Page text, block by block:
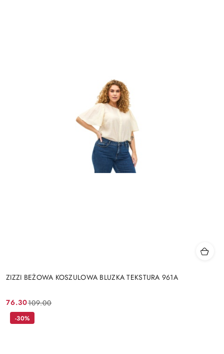
ZIZZI BEŻOWA KOSZULOWA BLUZKA TEKSTURA 961A
Cena
promocyjna:
76.30
Cena
przed
109.00
-30%